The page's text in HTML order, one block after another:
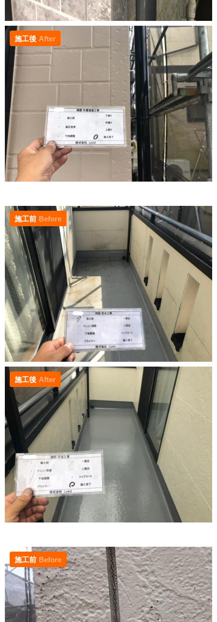
施工後 After
施工前 Before
施工後 After
施工前 Before